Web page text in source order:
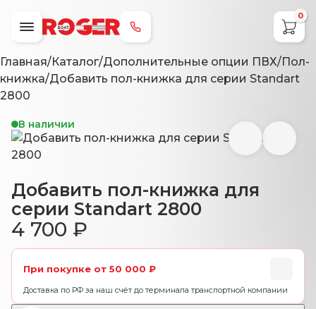
+7 (800) 707-79-49
0
Главная/Каталог/Дополнительные опции ПВХ/Пол-
книжка/Добавить пол-книжка для серии Standart
2800
Добавить пол-книжка для
серии Standart 2800
4 700 ₽
При покупке от 50 000 ₽
Доставка по РФ за наш счёт до терминала транспортной компании
В наличии